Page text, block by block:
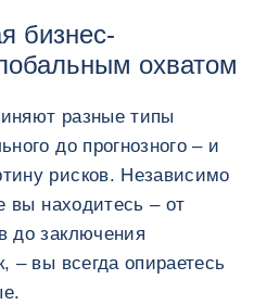
бизнес-
охватом
разные типы
до прогнозного – и
рисков. Независимо
вы находитесь – от
до заключения
– вы всегда опираетесь